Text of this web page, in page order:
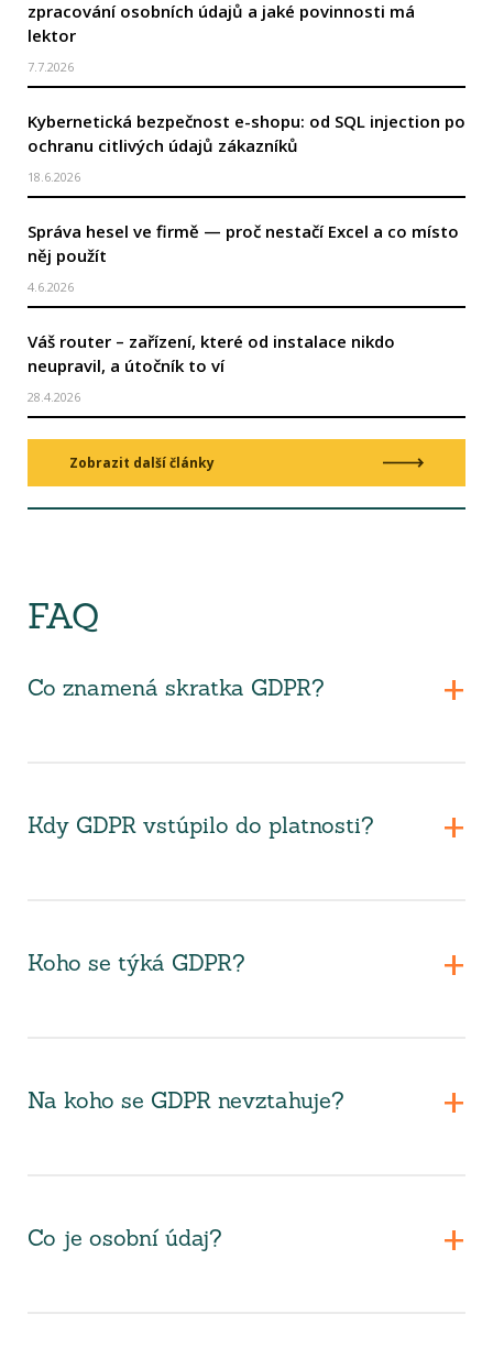
zpracování osobních údajů a jaké povinnosti má
lektor
7.7.2026
Kybernetická bezpečnost e-shopu: od SQL injection po
ochranu citlivých údajů zákazníků
18.6.2026
Správa hesel ve firmě — proč nestačí Excel a co místo
něj použít
4.6.2026
Váš router – zařízení, které od instalace nikdo
neupravil, a útočník to ví
28.4.2026
Zobrazit další články
FAQ
Co znamená skratka GDPR?
Kdy GDPR vstúpilo do platnosti?
Koho se týká GDPR?
Na koho se GDPR nevztahuje?
Co je osobní údaj?